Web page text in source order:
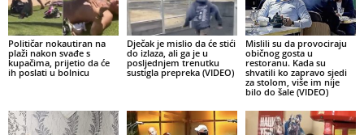
Političar nokautiran na
plaži nakon svađe s
kupačima, prijetio da će
ih poslati u bolnicu
Dječak je mislio da će stići
do izlaza, ali ga je u
posljednjem trenutku
sustigla prepreka (VIDEO)
Mislili su da provociraju
običnog gosta u
restoranu. Kada su
shvatili ko zapravo sjedi
za stolom, više im nije
bilo do šale (VIDEO)